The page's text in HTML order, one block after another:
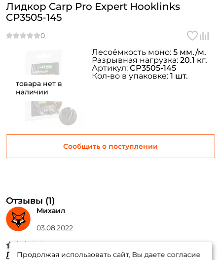
товара нет в
наличии
Лидкор Carp Pro Expert Hooklinks
CP3505-145
Сообщить о поступлении
Лесоёмкость моно: 5 мм./м.
Разрывная нагрузка: 20.1 кг.
Артикул: CP3505-145
Кол-во в упаковке: 1 шт.
Отзывы (1)
Михаил
03.08.2022
Лидкор Carp Pro Expert Hooklinks CP3505-125
Продолжая использовать сайт, Вы даете согласие